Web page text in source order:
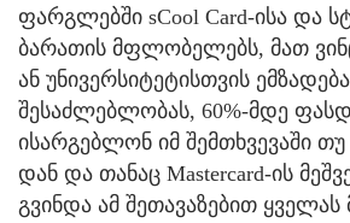
ფარგლებში sCool Card-ისა და
ბარათის მფლობელებს, მათ
ან უნივერსიტეტისთვის
შესაძლებლობას, 60%-მდე
ისარგებლონ იმ შემთხვევაში თუ
დან და თანაც Mastercard-ის
გვინდა ამ შეთავაზებით